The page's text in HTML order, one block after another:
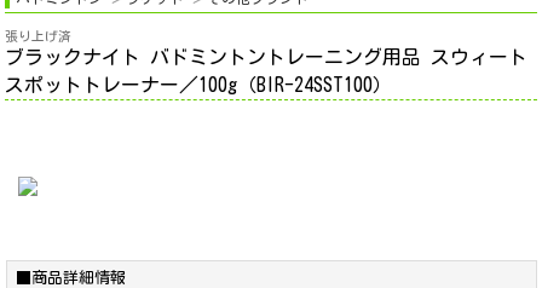
張り上げ済
ブラックナイト バドミントントレーニング用品 スウィート
スポットトレーナー／100g（BIR-24SST100）
■商品詳細情報